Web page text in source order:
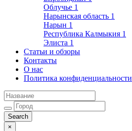
Облучье 1
Нарынская область 1
Нарын 1
Республика Калмыкия 1
Элиста 1
Статьи и обзоры
Контакты
О нас
Политика конфиденциальности
×